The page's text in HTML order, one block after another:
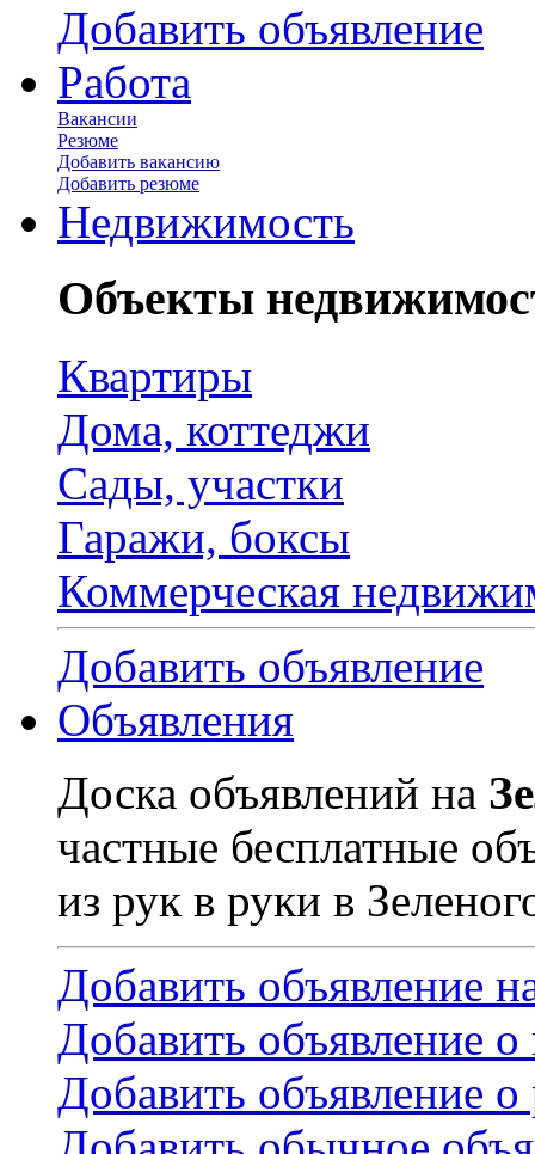
Добавить объявление
Работа
Вакансии
Резюме
Добавить вакансию
Добавить резюме
Недвижимость
Объекты
Квартиры
Дома, коттеджи
Сады, участки
Гаражи, боксы
Коммерческая
Добавить объявление
Объявления
Доска объявлений на
частные бесплатные
из рук в руки в
Добавить объявление
Добавить объявление
Добавить объявление о